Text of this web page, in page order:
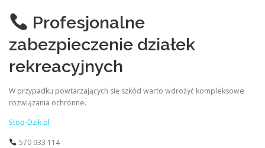
Profesjonalne
zabezpieczenie działek
rekreacyjnych
W przypadku powtarzających się szkód warto wdrożyć kompleksowe
rozwiązania ochronne.
Stop-Dzik.pl
570 933 114